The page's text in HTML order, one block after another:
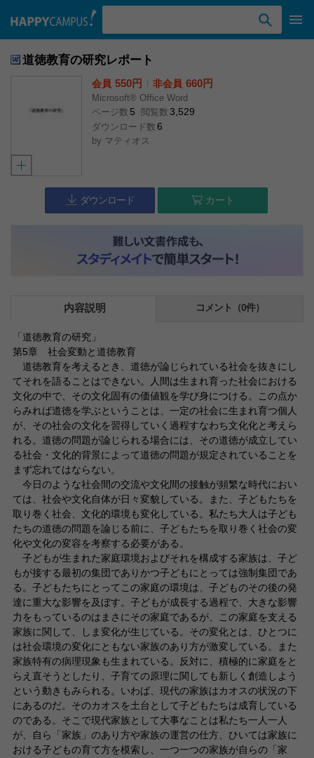
道徳教育の研究レポート
会員 550円 非会員 660円
Microsoft® Office Word
ページ数 5 閲覧数 3,529
ダウンロード数 6
by マティオス
ダウンロード カート
内容説明 コメント（0件）
「道徳教育の研究」
第5章 社会変動と道徳教育
道徳教育を考えるとき、道徳が論じられている社会を抜きにし
てそれを語ることはできない。人間は生まれ育った社会における
文化の中で、その文化固有の価値観を学び身につける。この点か
らみれば道徳を学ぶということは、一定の社会に生まれ育つ個人
が、その社会の文化を習得していく過程すなわち文化化と考えら
れる。道徳の問題が論じられる場合には、その道徳が成立してい
る社会・文化的背景によって道徳の問題が規定されていることを
まず忘れてはならない。
今日のような社会間の交流や文化間の接触が頻繁な時代におい
ては、社会や文化自体が日々変貌している。また、子どもたちを
取り巻く社会、文化的環境も変化している。私たち大人は子ども
たちの道徳の問題を論じる前に、子どもたちを取り巻く社会の変
化や文化の変容を考察する必要がある。
子どもが生まれた家庭環境およびそれを構成する家族は、子ど
もが接する最初の集団でありかつ子どもにとっては強制集団であ
る。子どもたちにとってこの家庭の環境は、子どものその後の発
達に重大な影響を及ぼす。子どもが成長する過程で、大きな影響
力をもっているのはまさにその家庭であるが、この家庭を支える
家族に関して、しま変化が生じている。その変化とは、ひとつに
は社会環境の変化にともない家族のあり方が激変している。また
家族特有の病理現象も生まれている。反対に、積極的に家庭をと
らえ直そうとしたり、子育ての原理に関しても新しく創造しよう
という動きもみられる。いわば、現代の家族はカオスの状況の下
にあるのだ。そのカオスを土台として子どもたちは成育している
のである。そこで現代家族として大事なことは私たち一人一人
が、自ら「家族」のあり方や家族の運営の仕方、ひいては家族に
おける子どもの育て方を模索し、一つ一つの家族が自らの「家